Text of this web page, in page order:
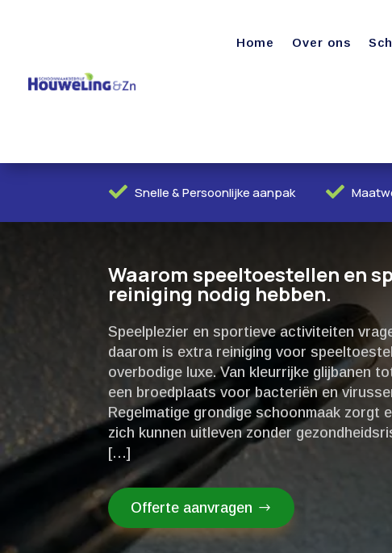
Home Over ons
 Snelle & Persoonlijke aanpak 
Waarom speeltoestellen en
reiniging nodig hebben.​
Speelplezier en sportieve activiteiten
daarom is extra reiniging voor
overbodige luxe.​ Van kleurrijke glijbanen
een broedplaats voor bacteriën en
Regelmatige grondige schoonmaak zorgt
zich kunnen uitleven zonder
[…]
Offerte aanvragen